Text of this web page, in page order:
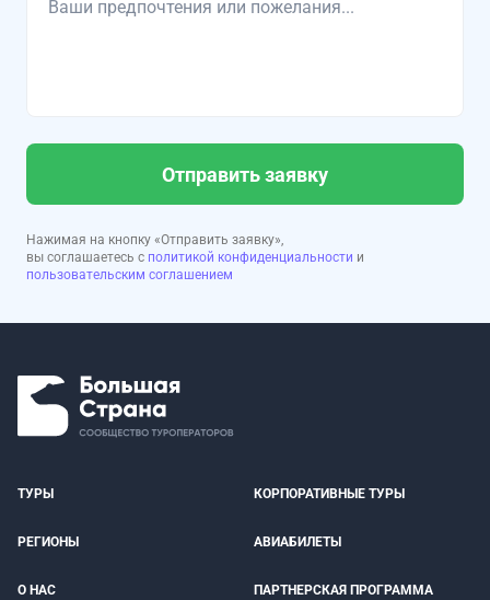
Отправить заявку
Нажимая на кнопку «Отправить заявку»,
вы соглашаетесь с политикой конфиденциальности и
пользовательским соглашением
ТУРЫ КОРПОРАТИВНЫЕ ТУРЫ
РЕГИОНЫ АВИАБИЛЕТЫ
О НАС ПАРТНЕРСКАЯ ПРОГРАММА